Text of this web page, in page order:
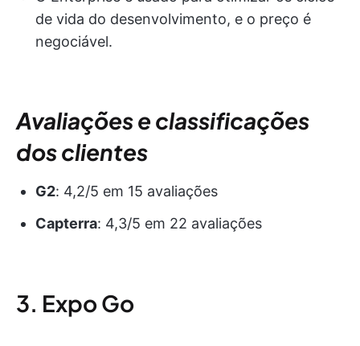
de vida do desenvolvimento, e o preço é
negociável.
Avaliações e classificações
dos clientes
G2: 4,2/5 em 15 avaliações
Capterra: 4,3/5 em 22 avaliações
3. Expo Go